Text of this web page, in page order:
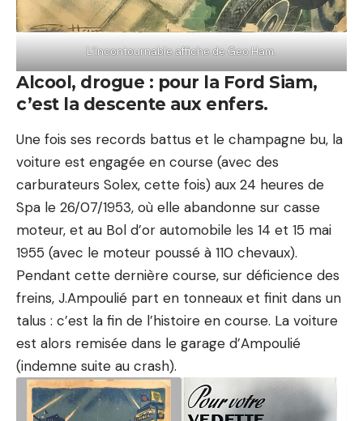
L’incontournable affiche de Geo Ham.
Alcool, drogue : pour la Ford Siam,
c’est la descente aux enfers.
Une fois ses records battus et le champagne bu, la
voiture est engagée en course (avec des
carburateurs Solex, cette fois) aux 24 heures de
Spa le 26/07/1953, où elle abandonne sur casse
moteur, et au Bol d’or automobile les 14 et 15 mai
1955 (avec le moteur poussé à 110 chevaux).
Pendant cette dernière course, sur déficience des
freins, J.Ampoulié part en tonneaux et finit dans un
talus : c’est la fin de l’histoire en course. La voiture
est alors remisée dans le garage d’Ampoulié
(indemne suite au crash).